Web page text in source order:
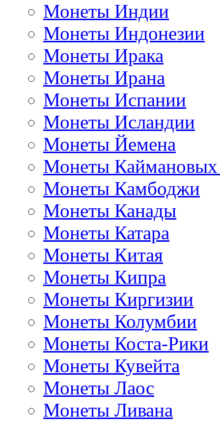
Монеты Индии
Монеты Индонезии
Монеты Ирака
Монеты Ирана
Монеты Испании
Монеты Исландии
Монеты Йемена
Монеты Каймановых
Монеты Камбоджи
Монеты Канады
Монеты Катара
Монеты Китая
Монеты Кипра
Монеты Киргизии
Монеты Колумбии
Монеты Коста-Рики
Монеты Кувейта
Монеты Лаос
Монеты Ливана